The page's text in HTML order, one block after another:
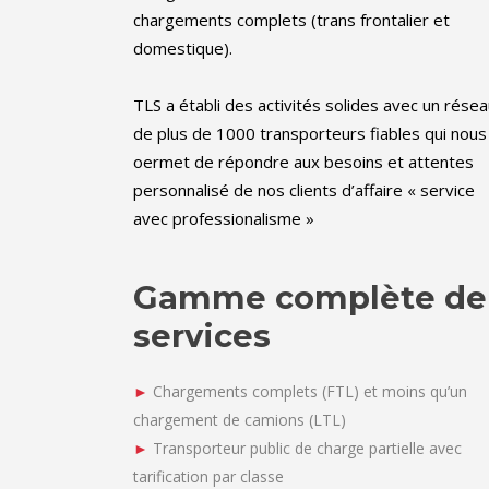
chargements complets (trans frontalier et
domestique).
TLS a établi des activités solides avec un
de plus de 1000 transporteurs fiables qui nous
oermet de répondre aux besoins et attentes
personnalisé de nos clients d’affaire « service
avec professionalisme »
Gamme complète de
services
► Chargements complets (FTL) et moins qu’un
chargement de camions (LTL)
► Transporteur public de charge partielle avec
tarification par classe